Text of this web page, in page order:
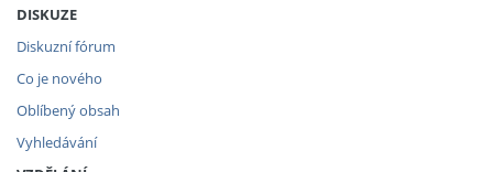
DISKUZE
Diskuzní fórum
Co je nového
Oblíbený obsah
Vyhledávání